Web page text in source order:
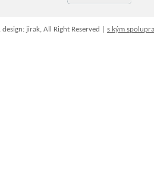
jirak, All Right Reserved | s kým